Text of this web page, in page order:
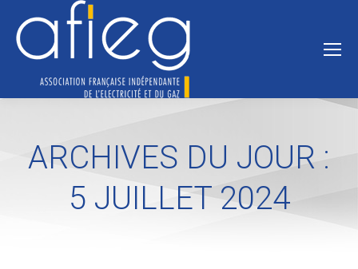
ARCHIVES DU JOUR :
5 JUILLET 2024